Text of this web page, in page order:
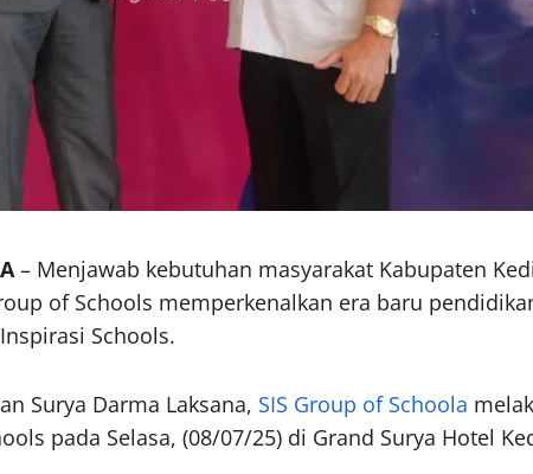
– Menjawab kebutuhan masyarakat Kabupaten
of Schools memperkenalkan era baru
Schools.
Surya Darma Laksana, SIS Group of Schoola
pada Selasa, (08/07/25) di Grand Surya Hotel